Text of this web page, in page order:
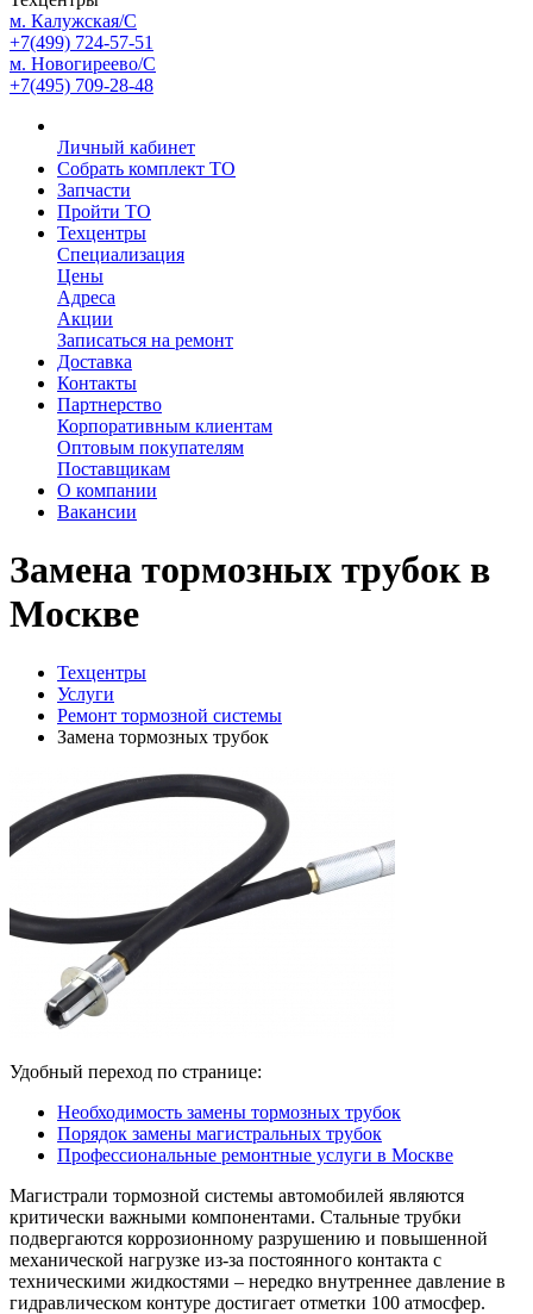
м. Калужская/С
+7(499) 724-57-51
м. Новогиреево/С
+7(495) 709-28-48
Личный кабинет
Собрать комплект ТО
Запчасти
Пройти ТО
Техцентры
Специализация
Цены
Адреса
Акции
Записаться на ремонт
Доставка
Контакты
Партнерство
Корпоративным клиентам
Оптовым покупателям
Поставщикам
О компании
Вакансии
Замена тормозных трубок в
Москве
Техцентры
Услуги
Ремонт тормозной системы
Замена тормозных трубок
Удобный переход по странице:
Необходимость замены тормозных трубок
Порядок замены магистральных трубок
Профессиональные ремонтные услуги в Москве
Магистрали тормозной системы автомобилей являются
критически важными компонентами. Стальные трубки
подвергаются коррозионному разрушению и повышенной
механической нагрузке из-за постоянного контакта с
техническими жидкостями – нередко внутреннее давление в
гидравлическом контуре достигает отметки 100 атмосфер.